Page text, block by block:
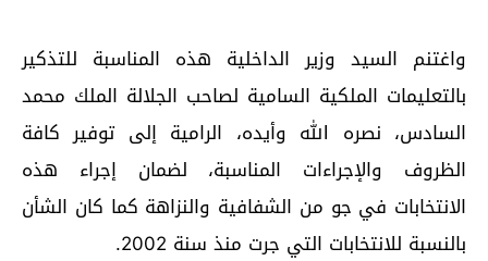
واغتنم السيد وزير الداخلية هذه المناسبة للتذكير
بالتعليمات الملكية السامية لصاحب الجلالة الملك محمد
السادس، نصره الله وأيده، الرامية إلى توفير كافة
الظروف والإجراءات المناسبة، لضمان إجراء هذه
الانتخابات في جو من الشفافية والنزاهة كما كان الشأن
بالنسبة للانتخابات التي جرت منذ سنة 2002.